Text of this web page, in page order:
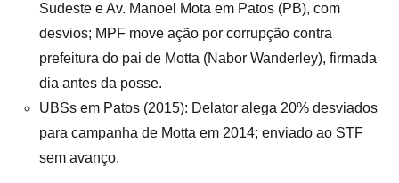
Sudeste e Av. Manoel Mota em Patos (PB), com
desvios; MPF move ação por corrupção contra
prefeitura do pai de Motta (Nabor Wanderley), firmada
dia antes da posse.
UBSs em Patos (2015): Delator alega 20% desviados
para campanha de Motta em 2014; enviado ao STF
sem avanço.